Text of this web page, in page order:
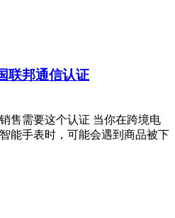
联邦通信认证
售需要这个认证 当你在跨境电
能手表时，可能会遇到商品被下